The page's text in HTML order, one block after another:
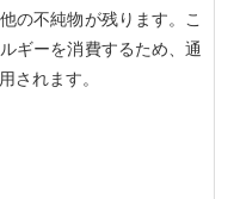
の不純物が残ります。こ
ギーを消費するため、通
されます。